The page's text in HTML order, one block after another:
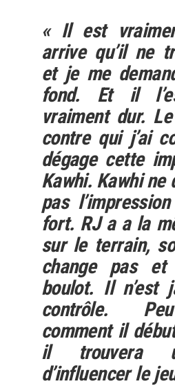
« Il est
arrive qu’il ne
et je me
fond. Et il
vraiment dur.
contre qui j’ai
dégage cette
Kawhi. Kawhi ne
pas
fort. RJ a a la
sur le terrain,
change pas
boulot. Il n’est
contrôle.
comment il
il trouvera
d’influencer le